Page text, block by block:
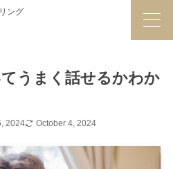
ング
うまく話せるかわか
2024 October 4, 2024